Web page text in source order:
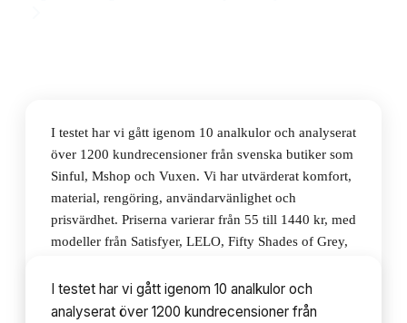
I testet har vi gått igenom 10 analkulor och analyserat
över 1200 kundrecensioner från svenska butiker som
Sinful, Mshop och Vuxen. Vi har utvärderat komfort,
material, rengöring, användarvänlighet och
prisvärdhet. Priserna varierar från 55 till 1440 kr, med
modeller från Satisfyer, LELO, Fifty Shades of Grey,
Innehållsförteckning 10avsnitt
I testet har vi gått igenom 10 analkulor och
analyserat över 1200 kundrecensioner från